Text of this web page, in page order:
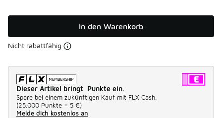
In den Warenkorb
Nicht rabattfähig
Dieser Artikel bringt Punkte ein.
Spare bei einem zukünftigen Kauf mit FLX Cash.
(25.000 Punkte = 5 €)
Melde dich kostenlos an